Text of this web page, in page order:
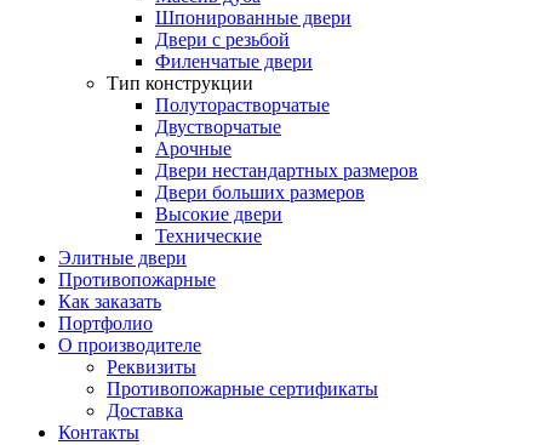
Шпонированные двери
Двери с резьбой
Филенчатые двери
Тип конструкции
Полуторастворчатые
Двустворчатые
Арочные
Двери нестандартных размеров
Двери больших размеров
Высокие двери
Технические
Элитные двери
Противопожарные
Как заказать
Портфолио
О производителе
Реквизиты
Противопожарные сертификаты
Доставка
Контакты